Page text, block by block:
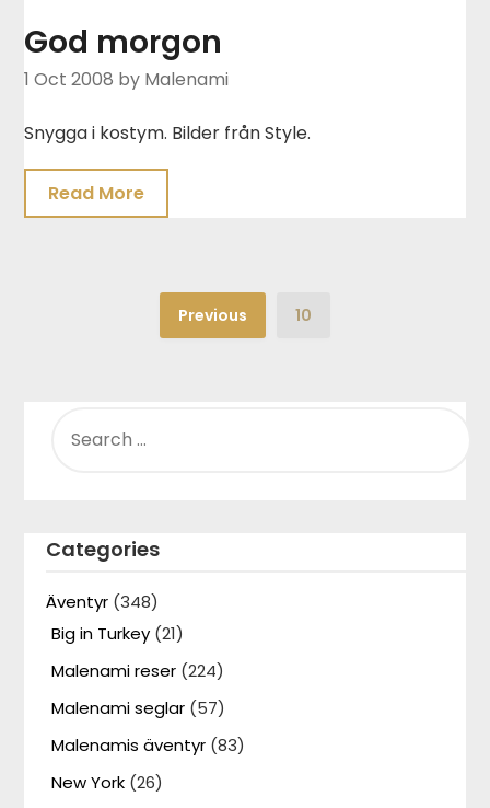
God morgon
1 Oct 2008 by Malenami
Snygga i kostym. Bilder från Style.
Read More
Previous 10
FOR:
Categories
Äventyr (348)
Big in Turkey (21)
Malenami reser (224)
Malenami seglar (57)
Malenamis äventyr (83)
New York (26)